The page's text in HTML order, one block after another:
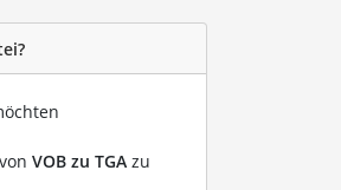
VOB zu TGA zu